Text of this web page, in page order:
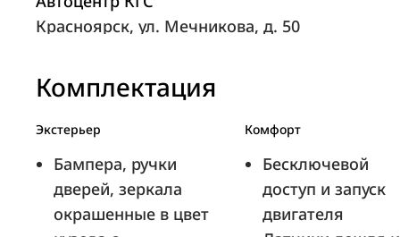
Красноярск, ул. Мечникова, д. 50
ТТС Ижевск
Комплектация
Экстерьер
Бампера, ручки
дверей, зеркала
окрашенные в цвет
Комфорт
Бесключевой
доступ и запуск
двигателя